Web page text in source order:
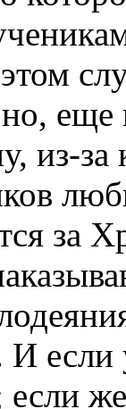
еще
из-за
за
И
если